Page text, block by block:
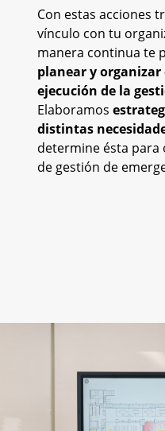
Con estas acciones
vínculo con tu
manera continua te
planear y
ejecución de la
Elaboramos
distintas
determine ésta
de gestión de